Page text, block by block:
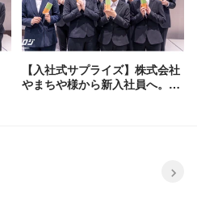
【入社式サプライズ】株式会社
やまちや様から新入社員へ。毎